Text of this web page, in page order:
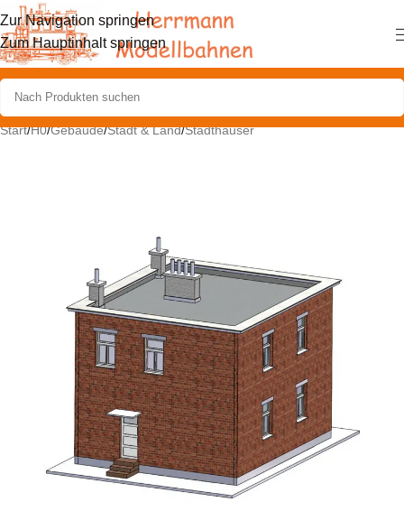
Zur Navigation springen
Zum Hauptinhalt springen
Start/H0/Gebäude/Stadt & Land/Stadthäuser